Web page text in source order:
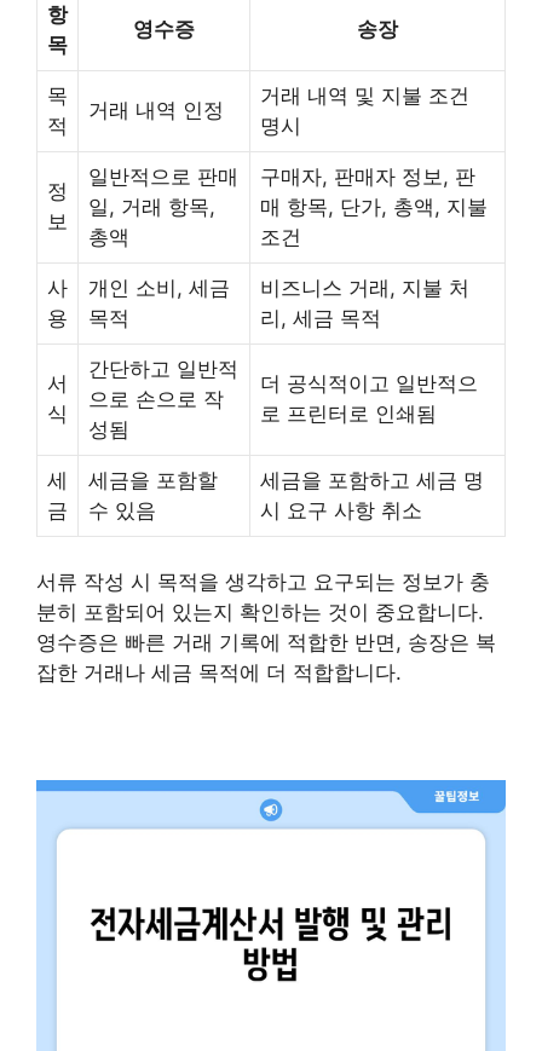
항
목
영수증 송장
목
적
거래 내역 인정
거래 내역 및 지불 조건
명시
정
보
일반적으로 판매
일, 거래 항목,
총액
구매자, 판매자 정보, 판
매 항목, 단가, 총액, 지불
조건
사
용
개인 소비, 세금
목적
비즈니스 거래, 지불 처
리, 세금 목적
서
식
간단하고 일반적
으로 손으로 작
성됨
더 공식적이고 일반적으
로 프린터로 인쇄됨
세
금
세금을 포함할
수 있음
세금을 포함하고 세금 명
시 요구 사항 취소
서류 작성 시 목적을 생각하고 요구되는 정보가 충
분히 포함되어 있는지 확인하는 것이 중요합니다.
영수증은 빠른 거래 기록에 적합한 반면, 송장은 복
잡한 거래나 세금 목적에 더 적합합니다.